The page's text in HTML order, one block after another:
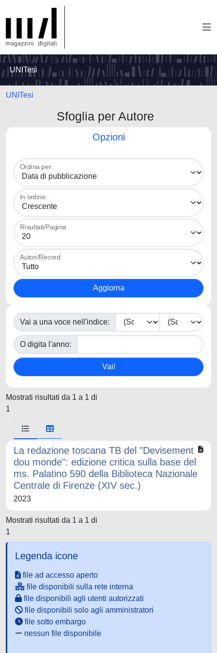
UNITesi
UNITesi
Sfoglia per Autore
Opzioni
Ordina per:
In ordine:
Risultati/Pagina
Autori/Record:
Vai a una voce nell'indice:
O digita l'anno:
Mostrati risultati da 1 a 1 di
1
La redazione toscana TB del "Devisement
dou monde": edizione critica sulla base del
ms. Palatino 590 della Biblioteca Nazionale
Centrale di Firenze (XIV sec.)
2023
Mostrati risultati da 1 a 1 di
1
Legenda icone
file ad accesso aperto
file disponibili sulla rete interna
file disponibili agli utenti autorizzati
file disponibili solo agli amministratori
file sotto embargo
nessun file disponibile